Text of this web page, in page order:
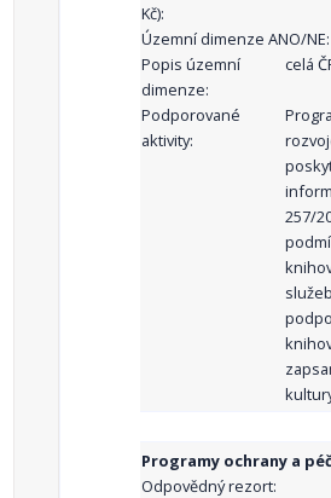
Kč):
Územní dimenze ANO/NE:
Popis územní
dimenze:
celá
Podporované
aktivity:
257/
Programy ochrany a
Odpovědný rezort: